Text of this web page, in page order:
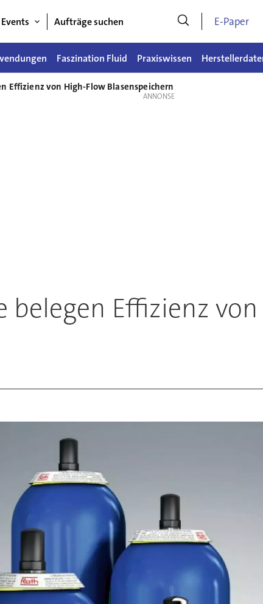
Events Aufträge suchen E-Paper
Faszination Fluid Praxiswissen
Effizienz von High-Flow Blasenspeichern
belegen Effizienz